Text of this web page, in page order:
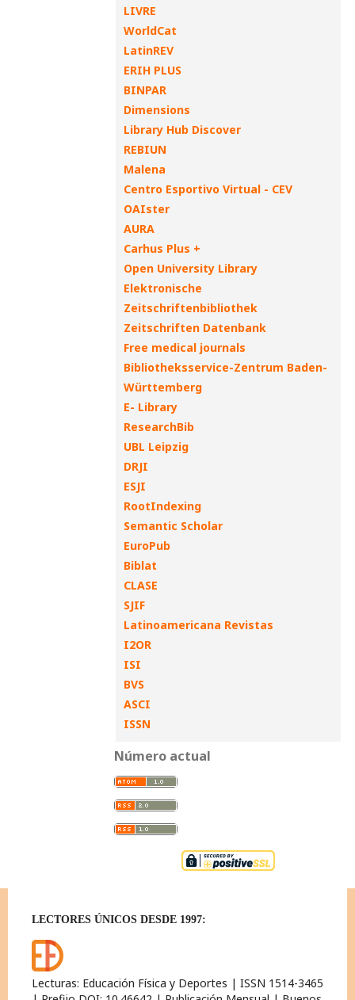
LIVRE
WorldCat
LatinREV
ERIH PLUS
BINPAR
Dimensions
Library Hub Discover
REBIUN
Malena
Centro Esportivo Virtual - CEV
OAIster
AURA
Carhus Plus +
Open University Library
Elektronische
Zeitschriftenbibliothek
Zeitschriften Datenbank
Free medical journals
Bibliotheksservice-Zentrum Baden-
Württemberg
E- Library
ResearchBib
UBL Leipzig
DRJI
ESJI
RootIndexing
Semantic Scholar
EuroPub
Biblat
CLASE
SJIF
Latinoamericana Revistas
I2OR
ISI
BVS
ASCI
ISSN
Número actual
LECTORES ÚNICOS DESDE 1997:
Lecturas: Educación Física y Deportes | ISSN 1514-3465